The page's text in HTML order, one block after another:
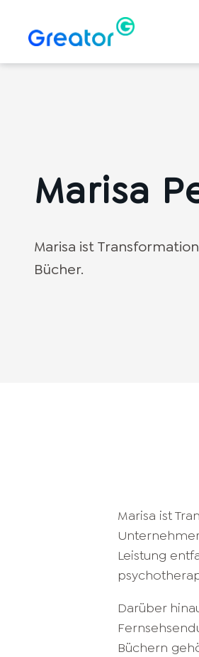
Marisa
Marisa ist
Bücher.
Marisa ist
Leistung
Darüber
Büchern